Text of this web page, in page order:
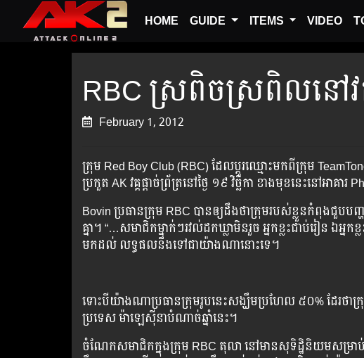
HOME GUIDE ITEMS VIDEO
RBC ស្រពិចស្រពិល​នៅ​វគ្
February 1, 2012
ក្រុម Red Boy Club (RBC) ដែល​ប្ដូរ​ឈ្មោះ​មក​ពី​ក្រុម
ប្រកួត​ AK វគ្គ​ផ្ដាច់ព្រ័ត្រ​នៅ​ថ្ងៃ ១៩ វិច្ឆិកា ខាង​មុខ​នេះ​នៅ​អាគារ
Bovin ប្រធាន​ក្រុម RBC បាន​ឲ្យ​ដឹង​ថា​ក្រុម​របស់​ខ្លួន​កំពុង​ជួប​
គ្នា។ “…សមាជិក​ម្នាក់ៗ​រវល់​ដក​ឃ្លា​មិន​រួច អ្នក​ខ្លះ​ជាប់​រៀន ឯ​អ្នក​
មក​ដល់ លទ្ធផល​នឹង​ទៅ​ជា​យ៉ាង​ណា​នោះ​ទេ។
ទោះ​បី​យ៉ាង​ណា​ប្រធាន​ក្រុម​រូប​នេះ​សង្ឃឹម​ប្រហែល ៥០% ដែរ​ថា​ក្
ប្រទេស ​ម៉ាឡេស៊ី​នា​បំណាច់​ឆ្នាំ​នេះ។
ចំណែក​សមាជិក​ក្នុង​ក្រុម RBC តុលា នៅ​មាន​សុទិដ្ឋិនិយម​សម្រាប់​